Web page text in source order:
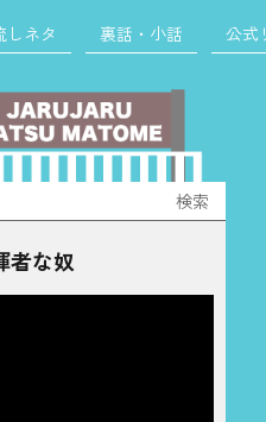
しネタ 裏話・小話 公式
者な奴